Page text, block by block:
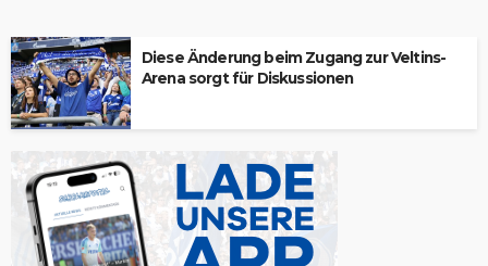
Diese Änderung beim Zugang zur Veltins-
Arena sorgt für Diskussionen